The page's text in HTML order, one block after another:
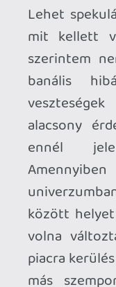
időre lekötni.
nincs elég
másokat
eltávolodás, a
lehet a nagy
de a technológia
javulhat a
pontokban. A
inkább egy
második
kínálatában,
megállni képes
logikus lépés egy
rövid idő után -
amikor olyan piaci
a technológiába,
Apple. Nem